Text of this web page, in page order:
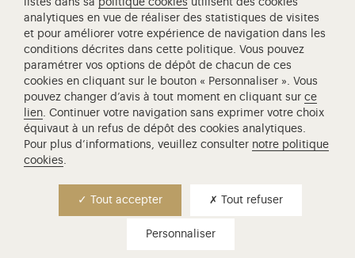
Centre de recherche du château de Versailles
Centre de Musique Baroque de Versailles
Réseau des Résidences Royales Européenne
Société des Amis de Versailles
Académie équestre nationale du domaine de Versailles
Campus Versailles
listés dans sa politique cookies utilisent des cookies
analytiques en vue de réaliser des statistiques de visites
et pour améliorer votre expérience de navigation dans les
conditions décrites dans cette politique. Vous pouvez
paramétrer vos options de dépôt de chacun de ces
cookies en cliquant sur le bouton « Personnaliser ». Vous
pouvez changer d’avis à tout moment en cliquant surce
lien. Continuer votre navigation sans exprimer votre choix
équivaut à un refus de dépôt des cookies analytiques.
Pour plus d’informations, veuillez consulter notre politique
cookies.
Tout accepter Tout refuser
Personnaliser